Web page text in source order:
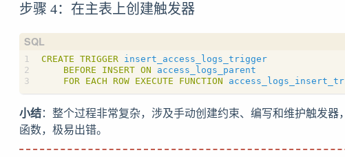
步骤 4：在主表上创建触发器
CREATE TRIGGER insert_access_logs_trigger
BEFORE
INSERT ON
access_logs_parent
FOR EACH ROW EXECUTE FUNCTION
小结：整个过程非常复杂，涉及手动创建约束、编写和维护触发
函数，极易出错。